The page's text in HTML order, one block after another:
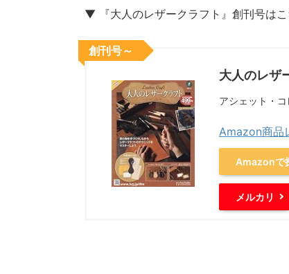
▼ 『大人のレザークラフト』創刊号はこ
大人のレザ
アシェット・
Amazon商品
Amazonで
メルカリ
創刊号～